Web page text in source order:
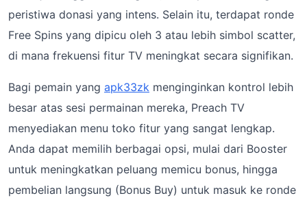
peristiwa donasi yang intens. Selain itu, terdapat ronde
Free Spins yang dipicu oleh 3 atau lebih simbol scatter,
di mana frekuensi fitur TV meningkat secara signifikan.
Bagi pemain yang apk33zk menginginkan kontrol lebih
besar atas sesi permainan mereka, Preach TV
menyediakan menu toko fitur yang sangat lengkap.
Anda dapat memilih berbagai opsi, mulai dari Booster
untuk meningkatkan peluang memicu bonus, hingga
pembelian langsung (Bonus Buy) untuk masuk ke ronde